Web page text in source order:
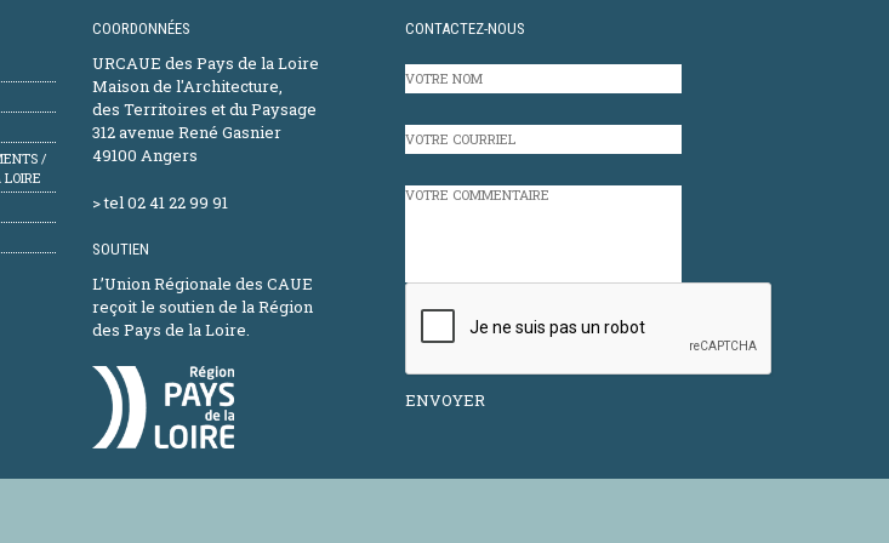
/
COORDONNÉES
URCAUE des Pays de la Loire
Maison de l'Architecture,
des Territoires et du Paysage
312 avenue René Gasnier
49100 Angers
> tel 02 41 22 99 91
SOUTIEN
L’Union Régionale des CAUE
reçoit le soutien de la Région
des Pays de la Loire.
CONTACTEZ-NOUS
VOTRE
NOM
VOTRE
COURRIEL
VOTRE
CAPTCHA